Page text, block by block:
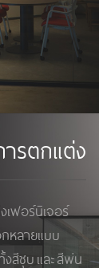
รตกแต่ง
เฟอร์นิเจอร์
กหลายแบบ
งสีชุบ และ สีพ่น